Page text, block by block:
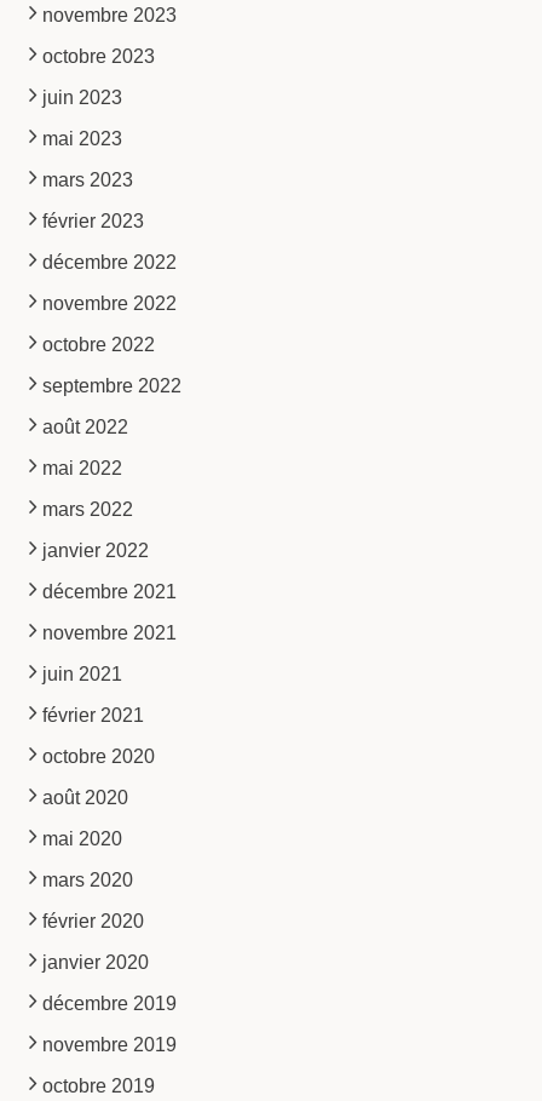
novembre 2023
octobre 2023
juin 2023
mai 2023
mars 2023
février 2023
décembre 2022
novembre 2022
octobre 2022
septembre 2022
août 2022
mai 2022
mars 2022
janvier 2022
décembre 2021
novembre 2021
juin 2021
février 2021
octobre 2020
août 2020
mai 2020
mars 2020
février 2020
janvier 2020
décembre 2019
novembre 2019
octobre 2019